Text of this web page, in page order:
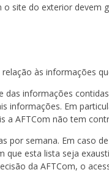
site do exterior devem
às informações
informações
Em
a AFTCom não tem
semana. Em caso
esta lista seja
da AFTCom, o